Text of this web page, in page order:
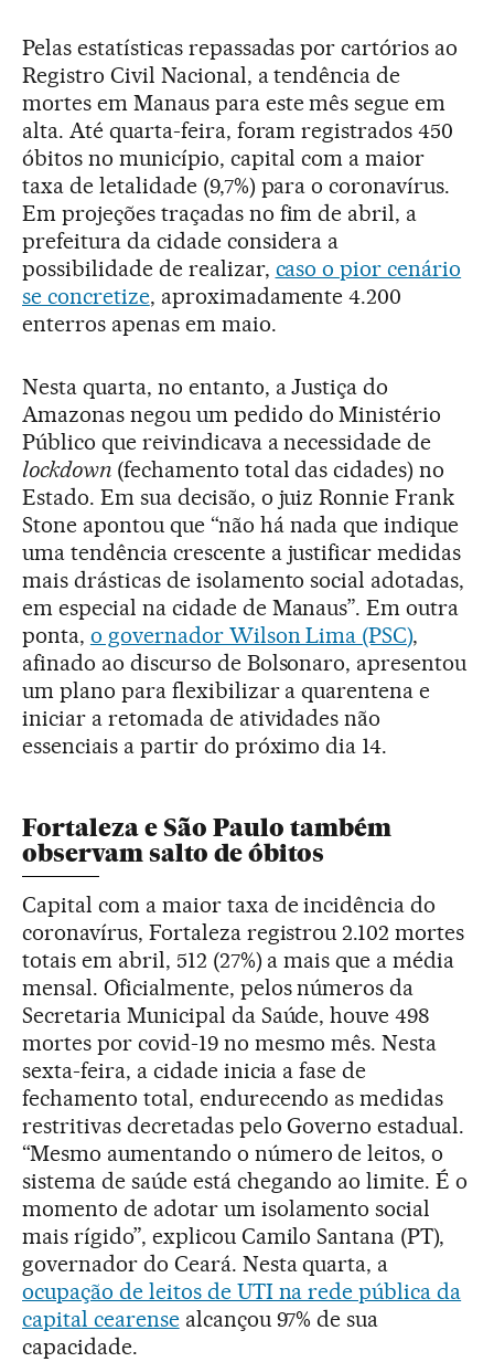
Pelas estatísticas repassadas por cartórios ao
Registro Civil Nacional, a tendência de
mortes em Manaus para este mês segue em
alta. Até quarta-feira, foram registrados 450
óbitos no município, capital com a maior
taxa de letalidade (9,7%) para o coronavírus.
Em projeções traçadas no fim de abril, a
prefeitura da cidade considera a
possibilidade de realizar, caso o pior cenário
se concretize, aproximadamente 4.200
enterros apenas em maio.
Nesta quarta, no entanto, a Justiça do
Amazonas negou um pedido do Ministério
Público que reivindicava a necessidade de
lockdown(fechamento total das cidades) no
Estado. Em sua decisão, o juiz Ronnie Frank
Stone apontou que “não há nada que indique
uma tendência crescente a justificar medidas
mais drásticas de isolamento social adotadas,
em especial na cidade de Manaus”. Em outra
ponta, o governador Wilson Lima (PSC),
afinado ao discurso de Bolsonaro, apresentou
um plano para flexibilizar a quarentena e
iniciar a retomada de atividades não
essenciais a partir do próximo dia 14.
Fortaleza e São Paulo também
observam salto de óbitos
Capital com a maior taxa de incidência do
coronavírus, Fortaleza registrou 2.102 mortes
totais em abril, 512 (27%) a mais que a média
mensal. Oficialmente, pelos números da
Secretaria Municipal da Saúde, houve 498
mortes por covid-19 no mesmo mês. Nesta
sexta-feira, a cidade inicia a fase de
fechamento total, endurecendo as medidas
restritivas decretadas pelo Governo estadual.
“Mesmo aumentando o número de leitos, o
sistema de saúde está chegando ao limite. É o
momento de adotar um isolamento social
mais rígido”, explicou Camilo Santana (PT),
governador do Ceará. Nesta quarta, a
ocupação de leitos de UTI na rede pública da
capital cearensealcançou 97% de sua
capacidade.